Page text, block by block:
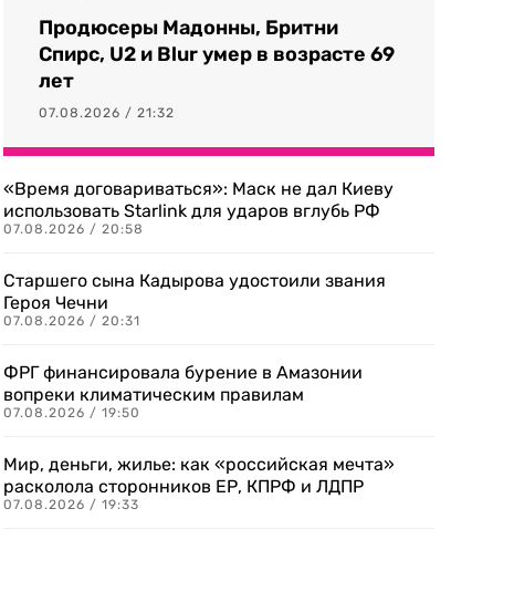
Продюсеры Мадонны, Бритни
Спирс, U2 и Blur умер в возрасте 69
лет
07.08.2026 / 21:32
«Время договариваться»: Маск не дал Киеву
использовать Starlink для ударов вглубь РФ
07.08.2026 / 20:58
Старшего сына Кадырова удостоили звания
Героя Чечни
07.08.2026 / 20:31
ФРГ финансировала бурение в Амазонии
вопреки климатическим правилам
07.08.2026 / 19:50
Мир, деньги, жилье: как «российская мечта»
расколола сторонников ЕР, КПРФ и ЛДПР
07.08.2026 / 19:33